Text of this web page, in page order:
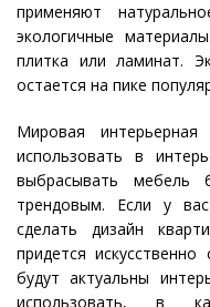
применяют
экологичные
плитка или ламинат.
остается на пике
Мировая
использовать в
выбрасывать мебель
трендовым. Если у
сделать дизайн
придется
будут актуальны
использовать, в